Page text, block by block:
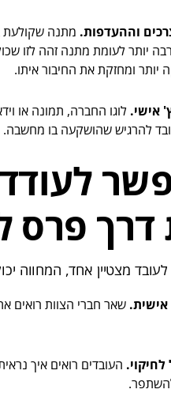
וההעדפות. מתנה שקולעת
יותר לעומת מתנה זהה לזו
יותר ומחזקת את החיבור איתו.
אישי. לוגו החברה, תמונה או
להרגיש שהושקעה בו מחשבה.
דרך פרס
מצטיין אחד, המחווה
אישית. שאר חברי הצוות רואים
לחיקוי. העובדים רואים איך